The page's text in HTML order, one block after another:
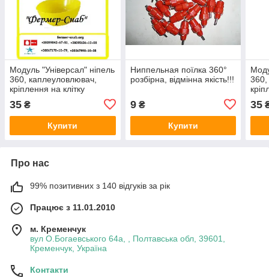
Модуль "Універсал" ніпель
360, каплеуловлювач,
кріплення на клітку
35 ₴
Купити
Ниппельная поїлка 360°
розбірна, відмінна якість!!!
9₴
Купити
360,
35
Про нас
99% позитивних з 140 відгуків за рік
Працює з 11.01.2010
м. Кременчук
вул О.Богаевського 64а, , Полтавська обл, 39601,
Кременчук, Україна
Контакти